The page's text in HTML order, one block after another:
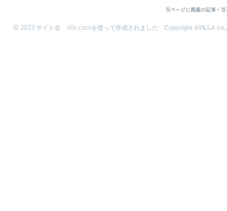
当ページに掲載の記事・
© 2023 サイト名 Wix.comを使って作成されました Copyright AVILLA